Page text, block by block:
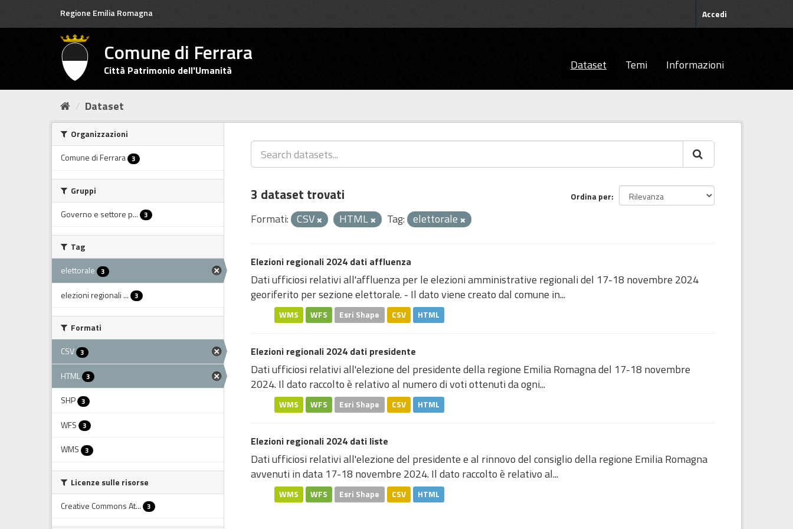
Regione Emilia Romagna Accedi
Comune di Ferrara
Città Patrimonio dell'Umanità Dataset Temi Informazioni
Dataset
Organizzazioni
Comune di Ferrara 3
Gruppi
Governo e settore p... 3
Tag
elettorale 3
elezioni regionali ... 3
Formati
CSV 3
HTML 3
SHP 3
WFS 3
WMS 3
Licenze sulle risorse
Creative Commons At... 3
Ordina per
3 dataset trovati
Formati: CSV HTML Tag: elettorale
Elezioni regionali 2024 dati affluenza
Dati ufficiosi relativi all'affluenza per le elezioni amministrative regionali del 17-18 novembre 2024
georiferito per sezione elettorale. - Il dato viene creato dal comune in...
WMS WFS Esri Shape CSV HTML
Elezioni regionali 2024 dati presidente
Dati ufficiosi relativi all'elezione del presidente della regione Emilia Romagna del 17-18 novembre
2024. Il dato raccolto è relativo al numero di voti ottenuti da ogni...
WMS WFS Esri Shape CSV HTML
Elezioni regionali 2024 dati liste
Dati ufficiosi relativi all'elezione del presidente e al rinnovo del consiglio della regione Emilia Romagna
avvenuti in data 17-18 novembre 2024. Il dato raccolto è relativo al...
WMS WFS Esri Shape CSV HTML